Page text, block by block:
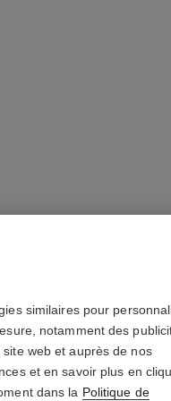
Acier revêtu d'or
similaires pour
notamment des
web et auprès de nos
et en savoir plus en
dans la Politique de